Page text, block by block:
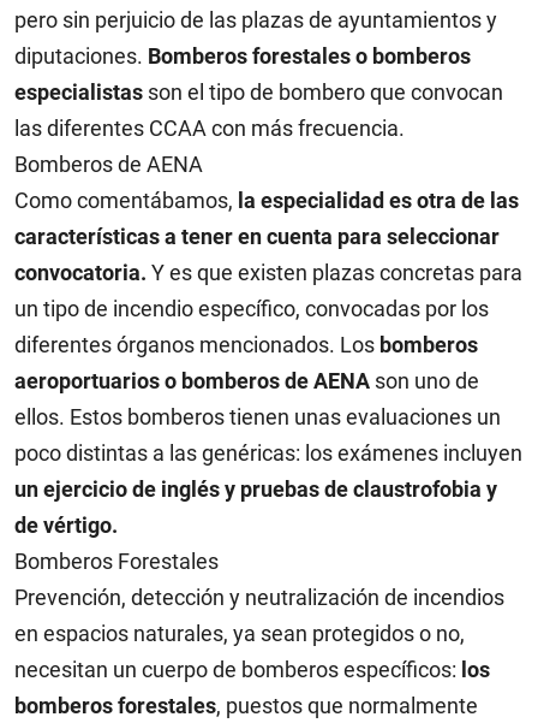
pero sin perjuicio de las plazas de ayuntamientos y
diputaciones. Bomberos forestales o bomberos
especialistas son el tipo de bombero que convocan
las diferentes CCAA con más frecuencia.
Bomberos de AENA
Como comentábamos, la especialidad es otra de las
características a tener en cuenta para seleccionar
convocatoria. Y es que existen plazas concretas para
un tipo de incendio específico, convocadas por los
diferentes órganos mencionados. Los bomberos
aeroportuarioso bomberos de AENA son uno de
ellos. Estos bomberos tienen unas evaluaciones un
poco distintas a las genéricas: los exámenes incluyen
un ejercicio de inglés y pruebas de claustrofobia y
de vértigo.
Bomberos Forestales
Prevención, detección y neutralización de incendios
en espacios naturales, ya sean protegidos o no,
necesitan un cuerpo de bomberos específicos: los
bomberos forestales, puestos que normalmente